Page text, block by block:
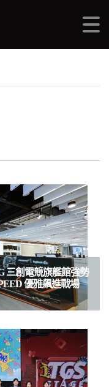
三創電競旗艦館強勢
優雅飆進戰場